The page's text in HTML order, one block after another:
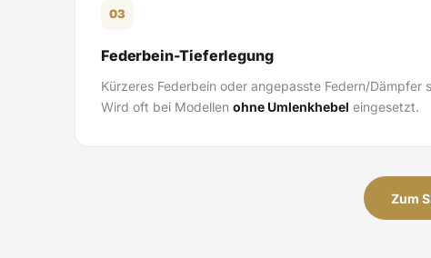
03
Federbein-Tieferlegung
Kürzeres Federbein oder angepasste Federn/Dämpfer
Wird oft bei Modellen ohne Umlenkhebel eingesetzt.
Zum